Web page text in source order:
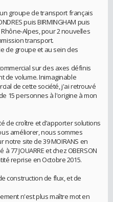
groupe de transport français
puis BIRMINGHAM puis
Alpes, pour 2 nouvelles
transport.
de groupe et au sein des
sur des axes définis
de volume. Inimaginable
de cette société, j'ai retrouvé
15 personnes à l'origine à mon
de croître et d’apporter solutions
améliorer, nous sommes
site de 39 MOIRANS en
à 77 JOUARRE et chez OBERSON
reprise en Octobre 2015.
construction de flux, et de
n'est plus maître mot en